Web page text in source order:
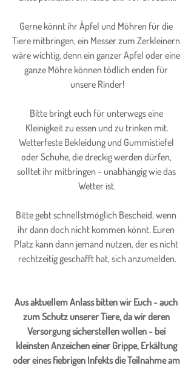
Gerne könnt ihr Äpfel und Möhren für die
Tiere mitbringen, ein Messer zum Zerkleinern
wäre wichtig, denn ein ganzer Apfel oder eine
ganze Möhre können tödlich enden für
unsere Rinder!
Bitte bringt euch für unterwegs eine
Kleinigkeit zu essen und zu trinken mit.
Wetterfeste Bekleidung und Gummistiefel
oder Schuhe, die dreckig werden dürfen,
solltet ihr mitbringen - unabhängig wie das
Wetter ist.
Bitte gebt schnellstmöglich Bescheid, wenn
ihr dann doch nicht kommen könnt. Euren
Platz kann dann jemand nutzen, der es nicht
rechtzeitig geschafft hat, sich anzumelden.
Aus aktuellem Anlass bitten wir Euch - auch
zum Schutz unserer Tiere, da wir deren
Versorgung sicherstellen wollen - bei
kleinsten Anzeichen einer Grippe, Erkältung
oder eines fiebrigen Infekts die Teilnahme am